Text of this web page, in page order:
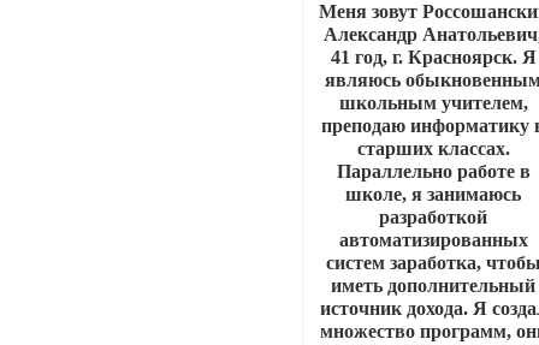
Меня зовут
Александр
41 год, г. Красноярск. Я
являюсь
школьным учителем,
преподаю информатику
старших классах.
Параллельно работе в
школе, я занимаюсь
разработкой
автоматизированных
систем заработка,
иметь дополнительный
источник дохода. Я
множество программ,